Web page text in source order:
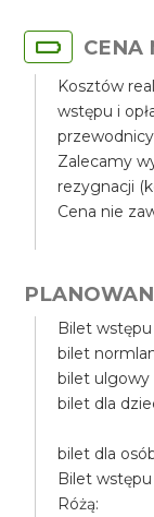
CENA
Kosztów
wstępu i
Zalecamy
rezygnacji
Cena nie
Bilet
bilet
bilet ulgowy
bilet dla
bilet dla
Bilet
Różą: